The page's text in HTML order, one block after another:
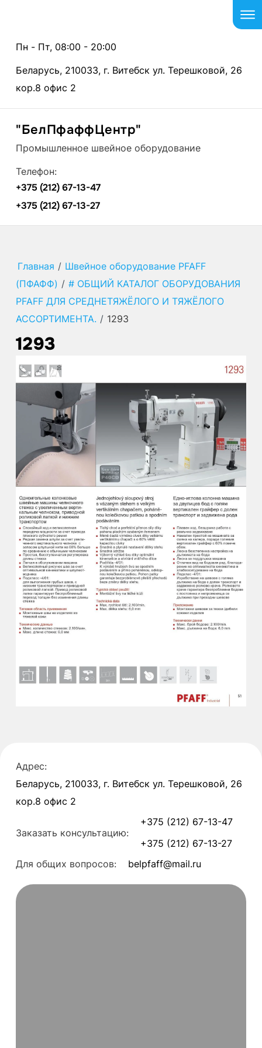
Пн - Пт, 08:00 - 20:00
Беларусь, 210033, г. Витебск ул. Терешковой, 26
кор.8 офис 2
"БелПфаффЦентр"
Промышленное швейное оборудование
Телефон:
+375 (212) 67-13-47
+375 (212) 67-13-27
Главная / Швейное оборудование PFAFF
(ПФАФФ) / # ОБЩИЙ КАТАЛОГ ОБОРУДОВАНИЯ
PFAFF ДЛЯ СРЕДНЕТЯЖЁЛОГО И ТЯЖЁЛОГО
АССОРТИМЕНТА. / 1293
1293
Адрес:
Беларусь, 210033, г. Витебск ул. Терешковой, 26
кор.8 офис 2
Заказать консультацию:
+375 (212) 67-13-47
+375 (212) 67-13-27
Для общих вопросов:
belpfaff@mail.ru